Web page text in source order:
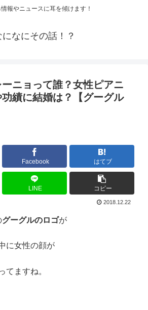
報やニュースに耳を傾けます！
になにその話！？
ニョって誰？女性ピアニ
績に結婚は？【グーグル
Facebook はてブ
LINE コピー
2018.12.22
グーグルのロゴが
に女性の顔が
てますね。